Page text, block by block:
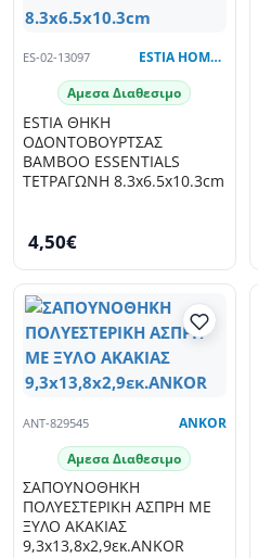
ES-02-13097 ESTIA HOME ART
Αμεσα Διαθεσιμο
ESTIA ΘΗΚΗ
ΟΔΟΝΤΟΒΟΥΡΤΣΑΣ
BAMBOO ESSENTIALS
ΤΕΤΡΑΓΩΝΗ 8.3x6.5x10.3cm
4,50€
ANT-829545 ANKOR
Αμεσα Διαθεσιμο
ΣΑΠΟΥΝΟΘΗΚΗ
ΠΟΛΥΕΣΤΕΡΙΚΗ ΑΣΠΡΗ ΜΕ
ΞΥΛΟ ΑΚΑΚΙΑΣ
9,3x13,8x2,9εκ.ANKOR